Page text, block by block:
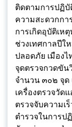
ติดตามการปฏิบั
ความสะดวกกา
การเกิดอุบัติเห
ช่วงเทศกาลปีใ
ปลอดภัย เมืองไ
จุดตรวจกวดขัน
จำนวน ๓๐๒ จุด
เครื่องตรวจวัด
ตรวจจับความเ
ตำรวจในการป